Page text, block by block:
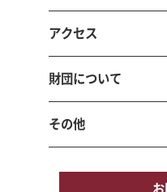
アクセス
財団について
その他
お
TOTTORI